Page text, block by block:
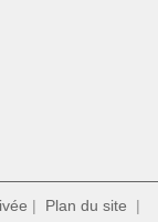
| Plan du site |